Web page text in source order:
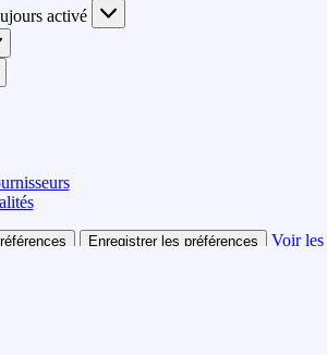
activé
Enregistrer les préférences
Voir les